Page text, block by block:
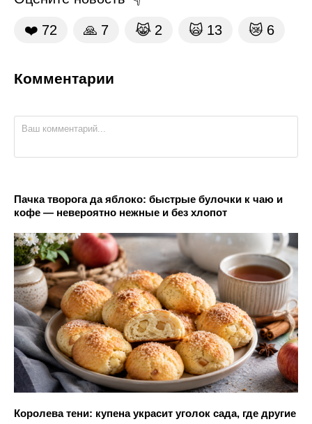
❤️ 72 🙏 7 😹 2 🙀 13 😿 6
Комментарии
Пачка творога да яблоко: быстрые булочки к чаю и
кофе — невероятно нежные и без хлопот
Королева тени: купена украсит уголок сада, где другие